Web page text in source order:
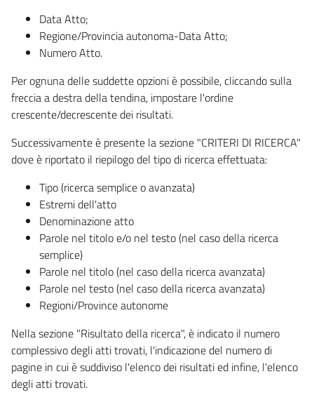
Data Atto;
Regione/Provincia autonoma-Data Atto;
Numero Atto.
Per ognuna delle suddette opzioni è possibile, cliccando sulla
freccia a destra della tendina, impostare l'ordine
crescente/decrescente dei risultati.
Successivamente è presente la sezione "CRITERI DI RICERCA"
dove è riportato il riepilogo del tipo di ricerca effettuata:
Tipo (ricerca semplice o avanzata)
Estremi dell'atto
Denominazione atto
Parole nel titolo e/o nel testo (nel caso della ricerca
semplice)
Parole nel titolo (nel caso della ricerca avanzata)
Parole nel testo (nel caso della ricerca avanzata)
Regioni/Province autonome
Nella sezione "Risultato della ricerca", è indicato il numero
complessivo degli atti trovati, l'indicazione del numero di
pagine in cui è suddiviso l'elenco dei risultati ed infine, l'elenco
degli atti trovati.